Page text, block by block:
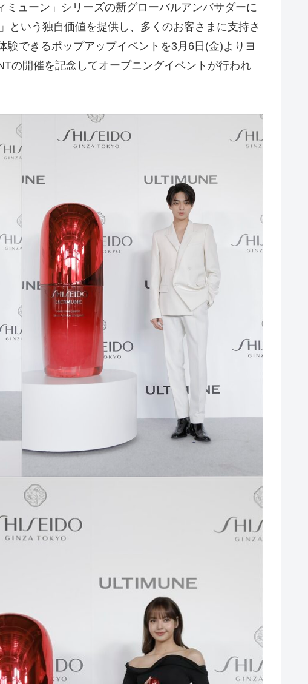
ューン」シリーズの新グローバルアンバサダーに
という独自価値を提供し、多くのお客さまに支持さ
できるポップアップイベントを3月6日(金)よりヨ
の開催を記念してオープニングイベントが行われ